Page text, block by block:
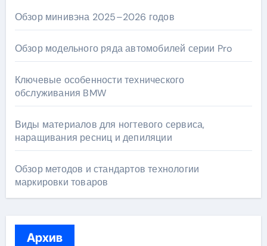
Обзор минивэна 2025–2026 годов
Обзор модельного ряда автомобилей серии Pro
Ключевые особенности технического
обслуживания BMW
Виды материалов для ногтевого сервиса,
наращивания ресниц и депиляции
Обзор методов и стандартов технологии
маркировки товаров
Архив